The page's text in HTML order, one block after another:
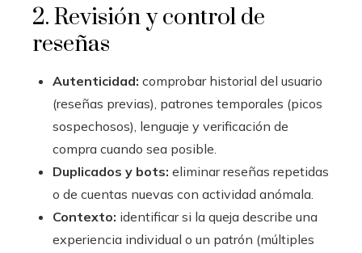
2. Revisión y control de
reseñas
Autenticidad: comprobar historial del usuario
(reseñas previas), patrones temporales (picos
sospechosos), lenguaje y verificación de
compra cuando sea posible.
Duplicados y bots: eliminar reseñas repetidas
o de cuentas nuevas con actividad anómala.
Contexto: identificar si la queja describe una
experiencia individual o un patrón (múltiples